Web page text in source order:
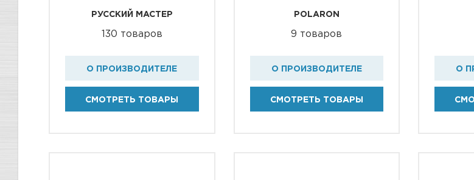
РУССКИЙ МАСТЕР
130 товаров
О ПРОИЗВОДИТЕЛЕ
СМОТРЕТЬ ТОВАРЫ
POLARON
9 товаров
О ПРОИЗВОДИТЕЛЕ
СМОТРЕТЬ ТОВАРЫ
О